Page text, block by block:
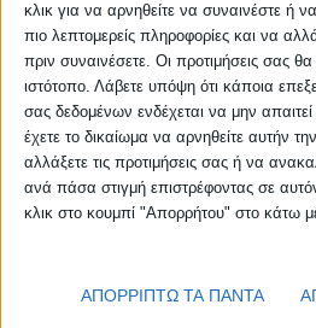
κλικ για να αρνηθείτε να συναινέστε ή
πιο λεπτομερείς πληροφορίες και να
πριν συναινέσετε. Οι προτιμήσεις σας
ιστότοπο. Λάβετε υπόψη ότι κάποια
σας δεδομένων ενδέχεται να μην
έχετε το δικαίωμα να αρνηθείτε αυτήν
αλλάξετε τις προτιμήσεις σας ή να
ανά πάσα στιγμή επιστρέφοντας σε
κλικ στο κουμπί "Απορρήτου" στο κάτω
ΑΠΟΡΡΙΠΤΩ ΤΑ ΠΑΝΤΑ